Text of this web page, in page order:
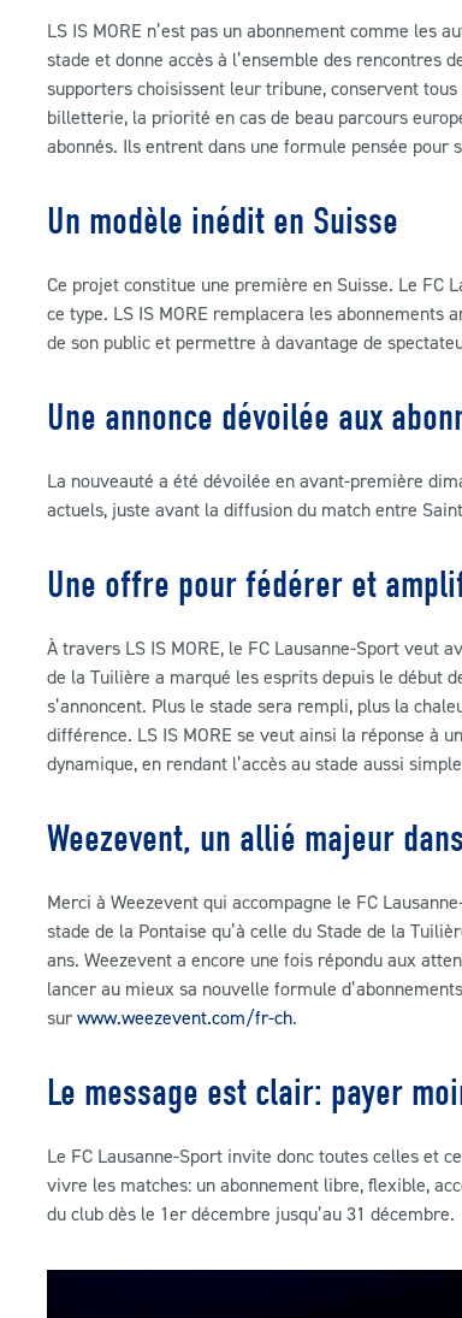
LS IS MORE n’est pas un abonnement comme les
stade et donne accès à l’ensemble des rencontres
supporters choisissent leur tribune, conservent
billetterie, la priorité en cas de beau parcours
abonnés. Ils entrent dans une formule pensée pour
Un modèle inédit en Suisse
Ce projet constitue une première en Suisse. Le FC
ce type. LS IS MORE remplacera les abonnements
de son public et permettre à davantage de
Une annonce dévoilée aux
La nouveauté a été dévoilée en avant-première
actuels, juste avant la diffusion du match entre
Une offre pour fédérer et
À travers LS IS MORE, le FC Lausanne-Sport veut
de la Tuilière a marqué les esprits depuis le début
s’annoncent. Plus le stade sera rempli, plus la
différence. LS IS MORE se veut ainsi la réponse à
dynamique, en rendant l’accès au stade aussi
Weezevent, un allié majeur
Merci à Weezevent qui accompagne le FC
stade de la Pontaise qu’à celle du Stade de la
ans. Weezevent a encore une fois répondu aux
lancer au mieux sa nouvelle formule
sur www.weezevent.com/fr-ch.
Le message est clair: payer
Le FC Lausanne-Sport invite donc toutes celles et
vivre les matches: un abonnement libre, flexible,
du club dès le 1er décembre jusqu’au 31 décembre.